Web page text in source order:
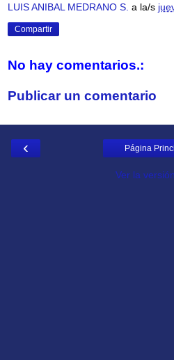
LUIS ANIBAL MEDRANO S. a la/s
Compartir
No hay comentarios.:
Publicar un comentario
‹ Página
Ver la